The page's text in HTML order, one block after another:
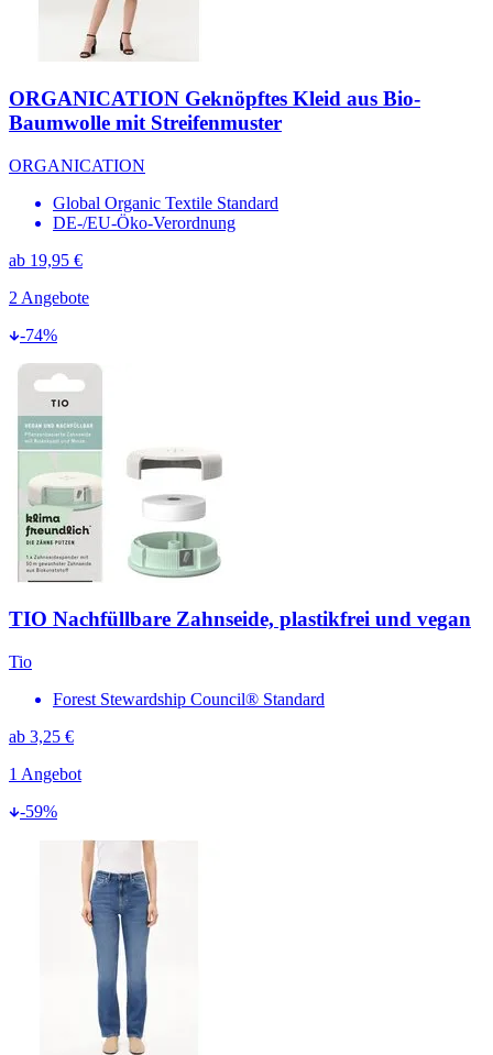
ORGANICATION Geknöpftes Kleid aus Bio-
Baumwolle mit Streifenmuster
ORGANICATION
Global Organic Textile Standard
DE-/EU-Öko-Verordnung
ab 19,95 €
2 Angebote
-74%
TIO Nachfüllbare Zahnseide, plastikfrei und vegan
Tio
Forest Stewardship Council® Standard
ab 3,25 €
1 Angebot
-59%